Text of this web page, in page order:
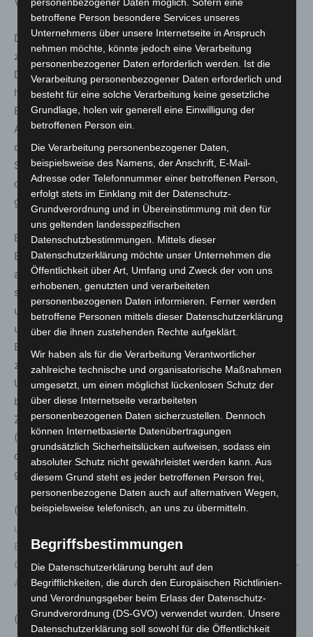
Darüber hinaus hat das BSI beobachtet, dass erneut
zahlreiche verwundbare MS-Exchange-Instanzen in
Deutschland über das Internet erreichbar sind. Grund
hierfür ist oftmals mangelndes Patch-Verhalten der
Betreiber – also das Schließen von Sicherheitslücken.
Allerdings sind dem BSI auch mehrere Fälle bekannt, in
denen die eingespielten Patches nicht die erhoffte
Schutzwirkung gezeigt haben. Auch zur Gefährdung
durch verwundbare MS-Exchange-Server hat das BSI
gewarnt(3).
BSI und BKA raten angesichts der geschilderten
Bedrohungslage dazu, neben präventiven Maßnahmen
auch die Detektions- und Reaktionsfähigkeiten zu
stärken. So sollten insbesondere funktionsfähige Back-
ups vorgehalten werden und Notfallkonzepte vorbereitet
und eingeübt sein. Das BSI hat dazu die wichtigsten
Erste-Hilfe-Maßnahmen bei einem IT-Sicherheitsvorfall
zusammengestellt(4). Unabhängig davon gilt: Betroffene
Unternehmen wie Privatpersonen sollten Strafanzeige
bei Ihrer örtlich zuständigen Polizeidienststelle oder den
Zentralen Cybercrime Ansprechstellen für Unternehmen
(ZAC)(5) stellen. Nur so wird der tatsächliche Umfang
dieses Kriminalitätsphänomens erkannt und es kann
gegen die Täter vorgegangen werden.
(1)
https://www.bsi.bund.de/DE/Themen/Unternehmen-
und-Organisationen/Informationen-und-
Empfehlungen/Empfehlungen-nach-
Gefaehrdungen/Fortschrittliche-Angriffe/Fortschrittliche-
Angriffe_node.html
(2) http://www.bsi.bund.de/dok/990110
betroffene Person besondere Services unseres
Unternehmens über unsere Internetseite in Anspruch
nehmen möchte, könnte jedoch eine Verarbeitung
personenbezogener Daten erforderlich werden. Ist die
Verarbeitung personenbezogener Daten erforderlich und
besteht für eine solche Verarbeitung keine gesetzliche
Grundlage, holen wir generell eine Einwilligung der
betroffenen Person ein.
Die Verarbeitung personenbezogener Daten,
beispielsweise des Namens, der Anschrift, E-Mail-
Adresse oder Telefonnummer einer betroffenen Person,
erfolgt stets im Einklang mit der Datenschutz-
Grundverordnung und in Übereinstimmung mit den für
uns geltenden landesspezifischen
Datenschutzbestimmungen. Mittels dieser
Datenschutzerklärung möchte unser Unternehmen die
Öffentlichkeit über Art, Umfang und Zweck der von uns
erhobenen, genutzten und verarbeiteten
personenbezogenen Daten informieren. Ferner werden
betroffene Personen mittels dieser Datenschutzerklärung
über die ihnen zustehenden Rechte aufgeklärt.
Wir haben als für die Verarbeitung Verantwortlicher
zahlreiche technische und organisatorische Maßnahmen
umgesetzt, um einen möglichst lückenlosen Schutz der
über diese Internetseite verarbeiteten
personenbezogenen Daten sicherzustellen. Dennoch
können Internetbasierte Datenübertragungen
grundsätzlich Sicherheitslücken aufweisen, sodass ein
absoluter Schutz nicht gewährleistet werden kann. Aus
diesem Grund steht es jeder betroffenen Person frei,
personenbezogene Daten auch auf alternativen Wegen,
beispielsweise telefonisch, an uns zu übermitteln.
Begriffsbestimmungen
Die Datenschutzerklärung beruht auf den
Begrifflichkeiten, die durch den Europäischen Richtlinien-
und Verordnungsgeber beim Erlass der Datenschutz-
Grundverordnung (DS-GVO) verwendet wurden. Unsere
Datenschutzerklärung soll sowohl für die Öffentlichkeit